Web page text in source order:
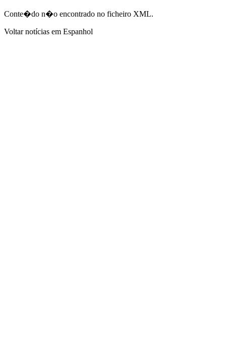
Conte�do n�o encontrado no ficheiro XML.
Voltar notícias em Espanhol